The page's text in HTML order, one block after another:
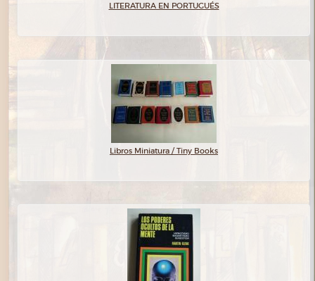
LITERATURA EN PORTUGUÉS
Libros Miniatura / Tiny Books